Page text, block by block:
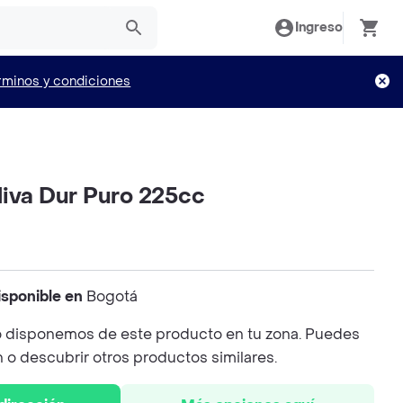
Ingreso
y condiciones
Dur Puro 225cc
en Bogotá
disponemos de este producto en tu zona. Puedes
o descubrir otros productos similares.